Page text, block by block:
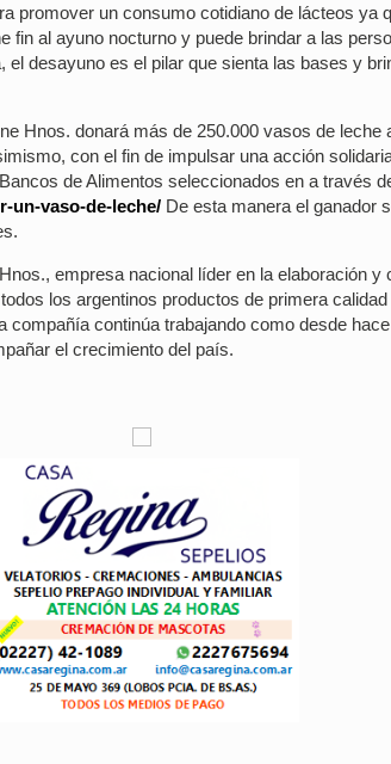
promover un consumo cotidiano de lácteos ya
fin al ayuno nocturno y puede brindar a las
desayuno es el pilar que sienta las bases y
Hnos. donará más de 250.000 vasos de
con el fin de impulsar una acción
de Alimentos seleccionados en a través
un-vaso-de-leche/ De esta manera el ganador
empresa nacional líder en la elaboración
los argentinos productos de primera
compañía continúa trabajando como desde
el crecimiento del país.